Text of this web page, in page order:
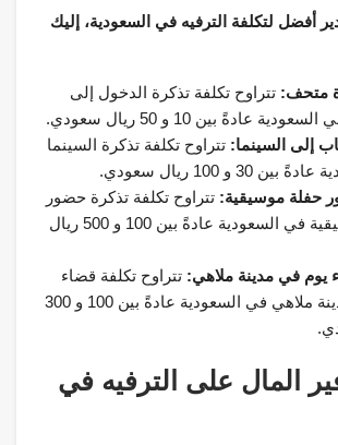
أفضل لتكلفة الترفيه في السعودية، إليك
متحف: تتراوح تكلفة تذكرة الدخول إلى
عادةً بين 10 و 50 ريال سعودي.
إلى السينما: تتراوح تكلفة تذكرة السينما
30 و 100 ريال سعودي.
حفلة موسيقية: تتراوح تكلفة تذكرة حضور
حفلة موسيقية في السعودية عادةً بين 100 و 500 ريال
يوم في مدينة ملاهي: تتراوح تكلفة قضاء
يوم في مدينة ملاهي في السعودية عادةً بين 100 و 300
المال على الترفيه في